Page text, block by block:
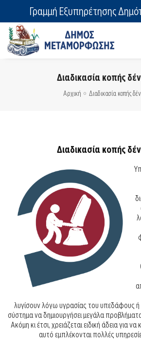
Γραμμή Εξυπηρέτησης
Διαδικασία κοπής
Αρχική Διαδικασία κοπής
Διαδικασία κοπής
λυγίσουν λόγω υγρασίας του υπεδάφους ή
σύστημα να δημιουργήσει μεγάλα
Ακόμη κι έτσι, χρειάζεται ειδική άδεια για
αυτό εμπλέκονται πολλές